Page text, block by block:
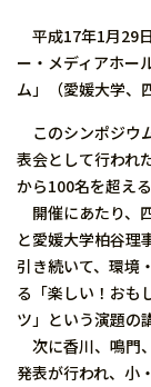
平成17年1月29
ー・メディアホー
ム」（愛媛大学、
このシンポジウ
表会として行われ
から100名を超え
開催にあたり、
と愛媛大学柏谷理
引き続いて、環境
る「楽しい！おも
ツ」という演題の
次に香川、鳴門
発表が行われ、小